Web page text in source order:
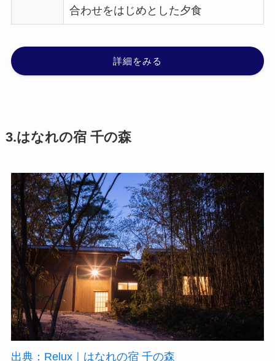
合わせをはじめとした夕食
詳細をみる
3.はなれの宿 千の森
出典：Relux｜はなれの宿 千の森